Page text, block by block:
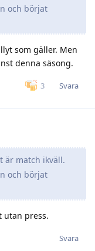
och börjat
som gäller. Men
denna säsong.
3 Svara
är match ikväll.
och börjat
utan press.
Svara